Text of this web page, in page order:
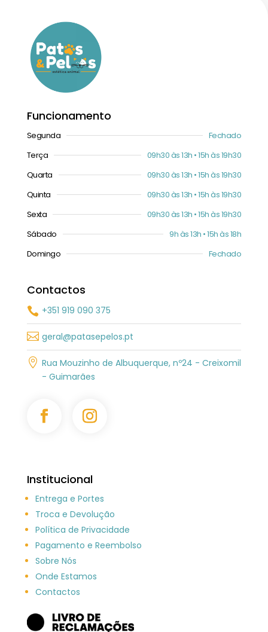
Funcionamento
Segunda
Fechado
Terça
09h30 às 13h • 15h às 19h30
Quarta
09h30 às 13h • 15h às 19h30
Quinta
09h30 às 13h • 15h às 19h30
Sexta
09h30 às 13h • 15h às 19h30
Sábado
9h às 13h • 15h às 18h
Domingo
Fechado
Contactos
 +351 919 090 375
 geral@patasepelos.pt
 Rua Mouzinho de Albuquerque, nº24 - Creixomil
- Guimarães
Institucional
Entrega e Portes
Troca e Devolução
Política de Privacidade
Pagamento e Reembolso
Sobre Nós
Onde Estamos
Contactos